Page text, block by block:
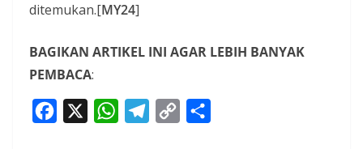
ditemukan.[MY24]
BAGIKAN ARTIKEL INI AGAR LEBIH BANYAK
PEMBACA:
W